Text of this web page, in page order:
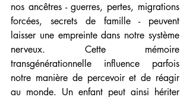
nos ancêtres - guerres, pertes, migrations
forcées, secrets de famille - peuvent
laisser une empreinte dans notre système
nerveux. Cette mémoire
transgénérationnelle influence parfois
notre manière de percevoir et de réagir
au monde. Un enfant peut ainsi hériter